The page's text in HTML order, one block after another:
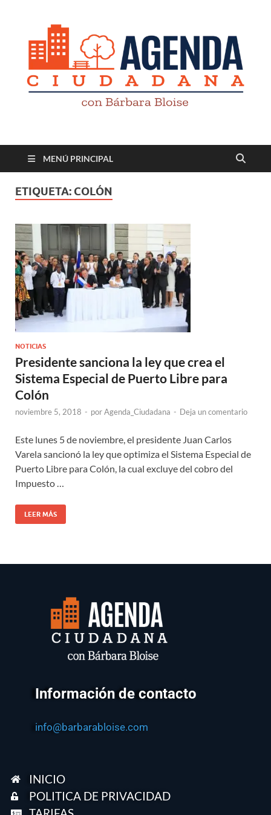
Revista digital
MENÚ PRINCIPAL
ETIQUETA: COLÓN
NOTICIAS
Presidente sanciona la ley que crea el
Sistema Especial de Puerto Libre para
Colón
noviembre 5, 2018 - porAgenda_Ciudadana - Deja un comentario
Este lunes 5 de noviembre, el presidente Juan Carlos
Varela sancionó la ley que optimiza el Sistema Especial de
Puerto Libre para Colón, la cual excluye del cobro del
Impuesto …
LEER MÁS
Información de contacto
info@barbarabloise.com
INICIO
POLITICA DE PRIVACIDAD